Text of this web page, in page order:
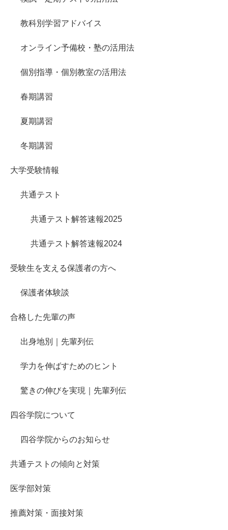
教科別学習アドバイス
オンライン予備校・塾の活用法
個別指導・個別教室の活用法
春期講習
夏期講習
冬期講習
大学受験情報
共通テスト
共通テスト解答速報2025
共通テスト解答速報2024
受験生を支える保護者の方へ
保護者体験談
合格した先輩の声
出身地別｜先輩列伝
学力を伸ばすためのヒント
驚きの伸びを実現｜先輩列伝
四谷学院について
四谷学院からのお知らせ
共通テストの傾向と対策
医学部対策
推薦対策・面接対策